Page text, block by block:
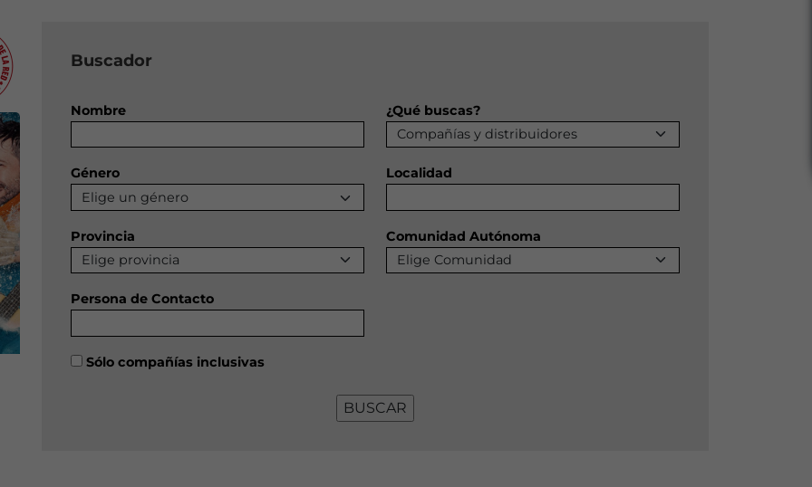
Buscador
Nombre ¿Qué buscas?
Género Localidad
Provincia Comunidad Autónoma
Persona de Contacto
Sólo compañías inclusivas